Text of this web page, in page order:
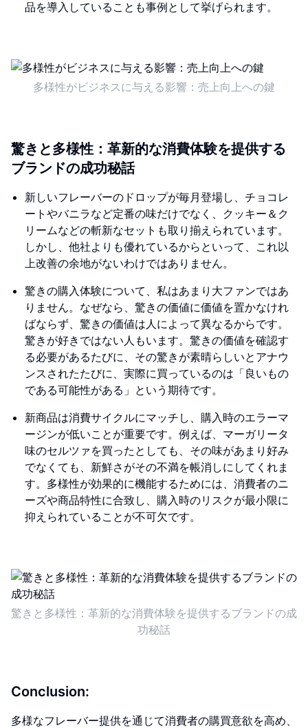
品を導入していることも事例として挙げられます。
多様性がビジネスに与える影響：売上向上への鍵
驚きと多様性：革新的な消費体験を提供する
ブランドの成功秘話
新しいフレーバーのドロップが毎月登場し、チョコレ
ートやバニラなど定番の味だけでなく、クッキー＆ク
リームなどの斬新なセットも取り揃えられています。
しかし、他社よりも優れているからといって、これ以
上改善の余地がないわけではありません。
驚きの購入体験について、私はあまり大ファンではあ
りません。なぜなら、驚きの価値に価値を置かなけれ
ばならず、驚きの価値は人によって異なるからです。
驚きが好きではない人もいます。驚きの価値を確認す
る必要があるたびに、その驚きが素晴らしいとアナウ
ンスされたたびに、実際に買っているのは「良いもの
である可能性がある」という期待です。
新商品は消費サイクルにマッチし、購入時のエラーマ
ージンが低いことが重要です。例えば、マーガリータ
味のセルツァを買ったとしても、その味があまり好み
でなくても、新鮮さがその不満を帳消しにしてくれま
す。多様性が効果的に機能するためには、消費者のニ
ーズや商品特性に合致し、購入時のリスクが最小限に
抑えられていることが不可欠です。
驚きと多様性：革新的な消費体験を提供するブランドの成
功秘話
Conclusion:
多様なフレーバー提供を通じて消費者の購買意欲を高め、